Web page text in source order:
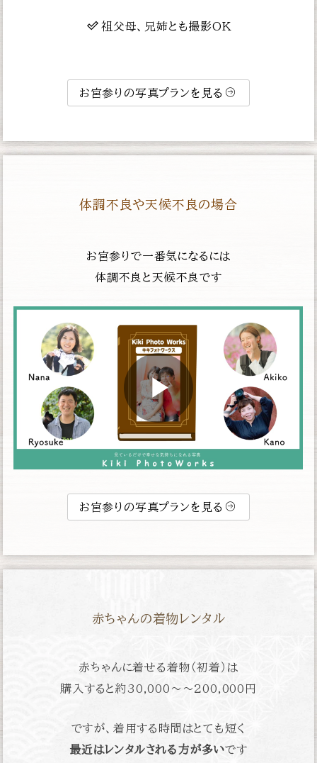
祖父母、兄姉とも撮影OK
お宮参りの写真プランを見る
体調不良や天候不良の場合
お宮参りで一番気になるには
体調不良と天候不良です
お宮参りの写真プランを見る
赤ちゃんの着物レンタル
赤ちゃんに着せる着物（初着）は
購入すると約30,000〜〜200,000円
ですが、着用する時間はとても短く
最近はレンタルされる方が多いです